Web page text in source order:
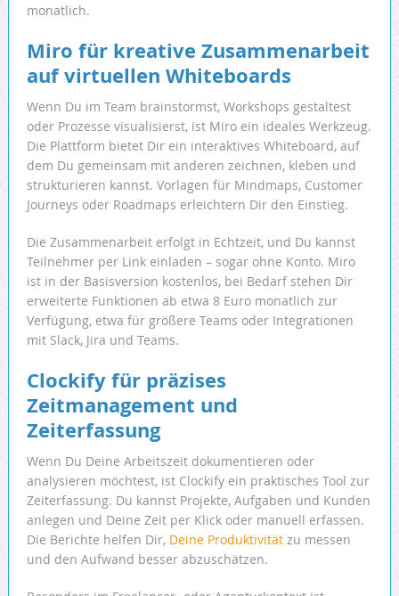
monatlich.
Miro für kreative Zusammenarbeit
auf virtuellen Whiteboards
Wenn Du im Team brainstormst, Workshops gestaltest
oder Prozesse visualisierst, ist Miro ein ideales Werkzeug.
Die Plattform bietet Dir ein interaktives Whiteboard, auf
dem Du gemeinsam mit anderen zeichnen, kleben und
strukturieren kannst. Vorlagen für Mindmaps, Customer
Journeys oder Roadmaps erleichtern Dir den Einstieg.
Die Zusammenarbeit erfolgt in Echtzeit, und Du kannst
Teilnehmer per Link einladen – sogar ohne Konto. Miro
ist in der Basisversion kostenlos, bei Bedarf stehen Dir
erweiterte Funktionen ab etwa 8 Euro monatlich zur
Verfügung, etwa für größere Teams oder Integrationen
mit Slack, Jira und Teams.
Clockify für präzises
Zeitmanagement und
Zeiterfassung
Wenn Du Deine Arbeitszeit dokumentieren oder
analysieren möchtest, ist Clockify ein praktisches Tool zur
Zeiterfassung. Du kannst Projekte, Aufgaben und Kunden
anlegen und Deine Zeit per Klick oder manuell erfassen.
Die Berichte helfen Dir, Deine Produktivitätzu messen
und den Aufwand besser abzuschätzen.